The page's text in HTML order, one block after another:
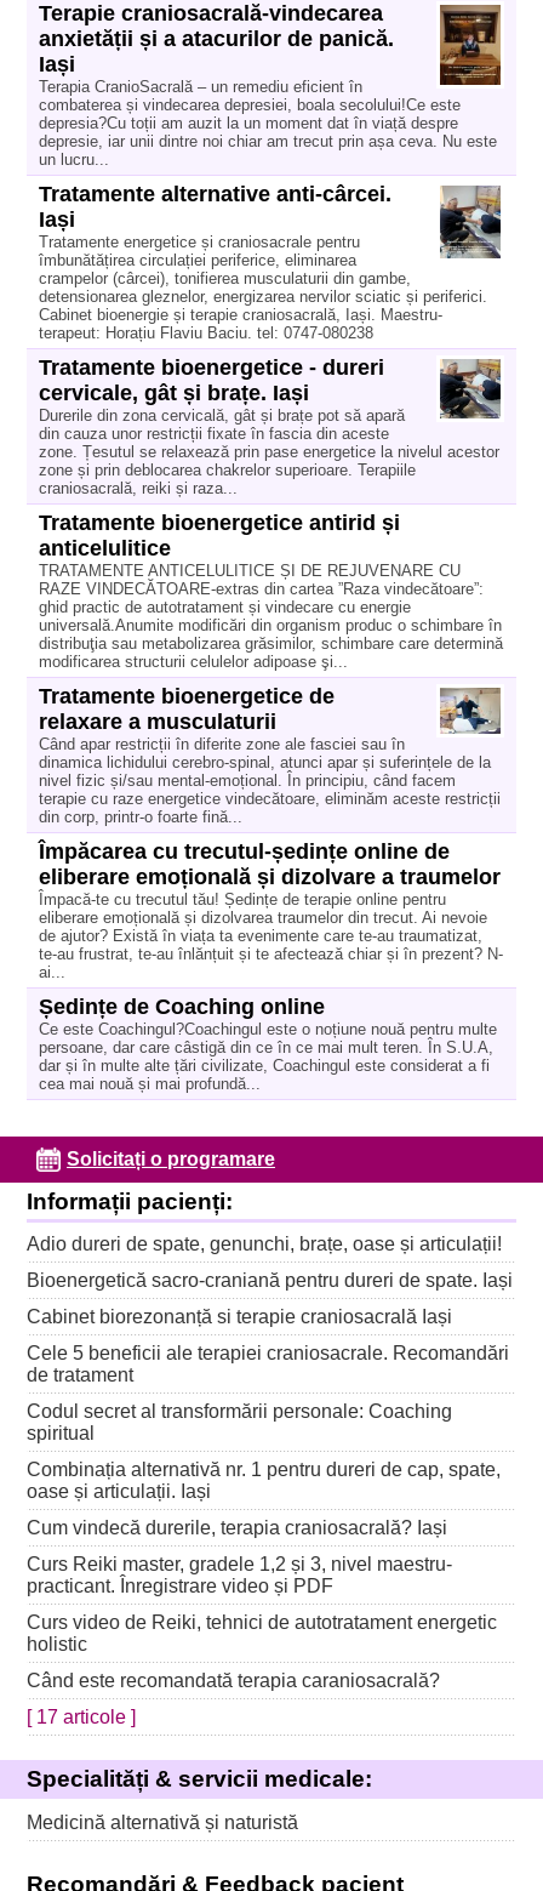
Terapie craniosacrală-vindecarea
anxietății și a atacurilor de panică.
Iași
Terapia CranioSacrală – un remediu eficient în
combaterea și vindecarea depresiei, boala secolului!Ce este
depresia?Cu toții am auzit la un moment dat în viață despre
depresie, iar unii dintre noi chiar am trecut prin așa ceva. Nu este
un lucru...
Tratamente alternative anti-cârcei.
Iași
Tratamente energetice și craniosacrale pentru
îmbunătățirea circulației periferice, eliminarea
crampelor (cârcei), tonifierea musculaturii din gambe,
detensionarea gleznelor, energizarea nervilor sciatic și periferici.
Cabinet bioenergie și terapie craniosacrală, Iași. Maestru-
terapeut: Horațiu Flaviu Baciu. tel: 0747-080238
Tratamente bioenergetice - dureri
cervicale, gât și brațe. Iași
Durerile din zona cervicală, gât și brațe pot să apară
din cauza unor restricții fixate în fascia din aceste
zone. Țesutul se relaxează prin pase energetice la nivelul acestor
zone și prin deblocarea chakrelor superioare. Terapiile
craniosacrală, reiki și raza...
Tratamente bioenergetice antirid și
anticelulitice
TRATAMENTE ANTICELULITICE ȘI DE REJUVENARE CU
RAZE VINDECĂTOARE-extras din cartea ”Raza vindecătoare”:
ghid practic de autotratament și vindecare cu energie
universală.Anumite modificări din organism produc o schimbare în
distribuţia sau metabolizarea grăsimilor, schimbare care determină
modificarea structurii celulelor adipoase şi...
Tratamente bioenergetice de
relaxare a musculaturii
Când apar restricții în diferite zone ale fasciei sau în
dinamica lichidului cerebro-spinal, atunci apar și suferințele de la
nivel fizic și/sau mental-emoțional. În principiu, când facem
terapie cu raze energetice vindecătoare, eliminăm aceste restricții
din corp, printr-o foarte fină...
Împăcarea cu trecutul-ședințe online de
eliberare emoțională și dizolvare a traumelor
Împacă-te cu trecutul tău! Ședințe de terapie online pentru
eliberare emoțională și dizolvarea traumelor din trecut. Ai nevoie
de ajutor? Există în viața ta evenimente care te-au traumatizat,
te-au frustrat, te-au înlănțuit și te afectează chiar și în prezent? N-
ai...
Ședințe de Coaching online
Ce este Coachingul?Coachingul este o noțiune nouă pentru multe
persoane, dar care câstigă din ce în ce mai mult teren. În S.U.A,
dar și în multe alte țări civilizate, Coachingul este considerat a fi
cea mai nouă și mai profundă...
Solicitați o programare
Informații pacienți:
Adio dureri de spate, genunchi, brațe, oase și articulații!
Bioenergetică sacro-craniană pentru dureri de spate. Iași
Cabinet biorezonanță si terapie craniosacrală Iași
Cele 5 beneficii ale terapiei craniosacrale. Recomandări
de tratament
Codul secret al transformării personale: Coaching
spiritual
Combinația alternativă nr. 1 pentru dureri de cap, spate,
oase și articulații. Iași
Cum vindecă durerile, terapia craniosacrală? Iași
Curs Reiki master, gradele 1,2 și 3, nivel maestru-
practicant. Înregistrare video și PDF
Curs video de Reiki, tehnici de autotratament energetic
holistic
Când este recomandată terapia caraniosacrală?
[ 17 articole ]
Specialități & servicii medicale:
Medicină alternativă și naturistă
Recomandări & Feedback pacient